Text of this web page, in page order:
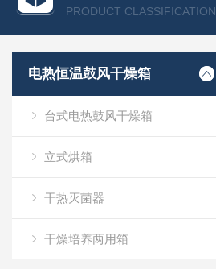
PRODUCT CLASSIFICATION
电热恒温鼓风干燥箱
台式电热鼓风干燥箱
立式烘箱
干热灭菌器
干燥培养两用箱